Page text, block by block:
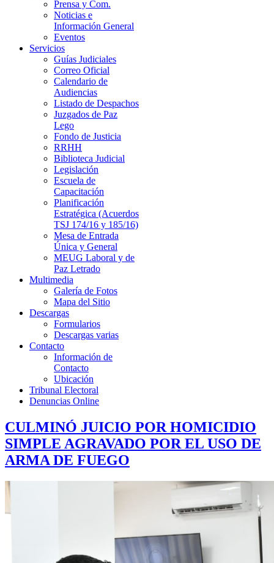
Prensa y Com.
Noticias e
Información General
Eventos
Servicios
Guías Judiciales
Correo Oficial
Calendario de
Audiencias
Listado de Despachos
Juzgados de Paz
Lego
Fondo de Justicia
RRHH
Biblioteca Judicial
Legislación
Escuela de
Capacitación
Planificación
Estratégica (Acuerdos
TSJ 174/16 y 185/16)
Mesa de Entrada
Única y General
MEUG Laboral y de
Paz Letrado
Multimedia
Galería de Fotos
Mapa del Sitio
Descargas
Formularios
Descargas varias
Contacto
Información de
Contacto
Ubicación
Tribunal Electoral
Denuncias Online
CULMINÓ JUICIO POR HOMICIDIO
SIMPLE AGRAVADO POR EL USO DE
ARMA DE FUEGO